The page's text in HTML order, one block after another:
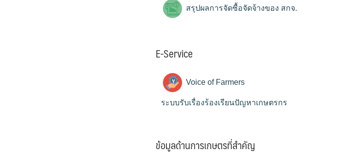
สรุปผลการจัดซื้อจัดจ้างของ สกจ.
E-Service
Voice of Farmers
ระบบรับเรื่องร้องเรียนปัญหาเกษตรกร
ข้อมูลด้านการเกษตรที่สำคัญ